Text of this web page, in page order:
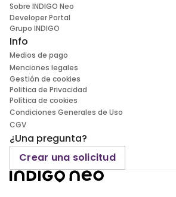
Sobre INDIGO Neo
Developer Portal
Grupo INDIGO
Info
Medios de pago
Menciones legales
Gestión de cookies
Politica de Privacidad
Política de cookies
Condiciones Generales de Uso
CGV
¿Una pregunta?
Crear una solicitud